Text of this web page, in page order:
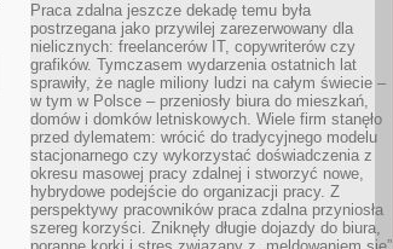
Praca zdalna jeszcze dekadę temu była
postrzegana jako przywilej zarezerwowany dla
nielicznych: freelancerów IT, copywriterów czy
grafików. Tymczasem wydarzenia ostatnich lat
sprawiły, że nagle miliony ludzi na całym świecie –
w tym w Polsce – przeniosły biura do mieszkań,
domów i domków letniskowych. Wiele firm stanęło
przed dylematem: wrócić do tradycyjnego modelu
stacjonarnego czy wykorzystać doświadczenia z
okresu masowej pracy zdalnej i stworzyć nowe,
hybrydowe podejście do organizacji pracy. Z
perspektywy pracowników praca zdalna przyniosła
szereg korzyści. Zniknęły długie dojazdy do biura,